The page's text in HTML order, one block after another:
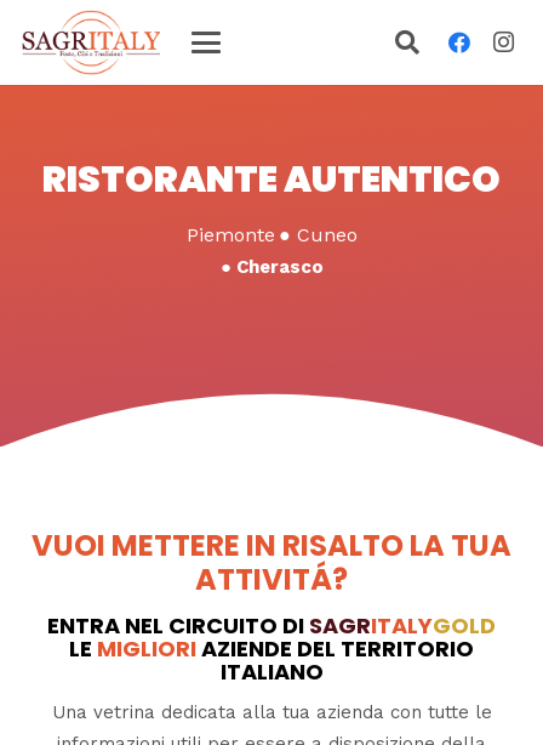
RISTORANTE AUTENTICO
Piemonte ● Cuneo
● Cherasco
VUOI METTERE IN RISALTO LA TUA
ATTIVITÁ?
ENTRA NEL CIRCUITO DI SAGRITALYGOLD
LE MIGLIORIAZIENDE DEL TERRITORIO
ITALIANO
Una vetrina dedicata alla tua azienda con tutte le